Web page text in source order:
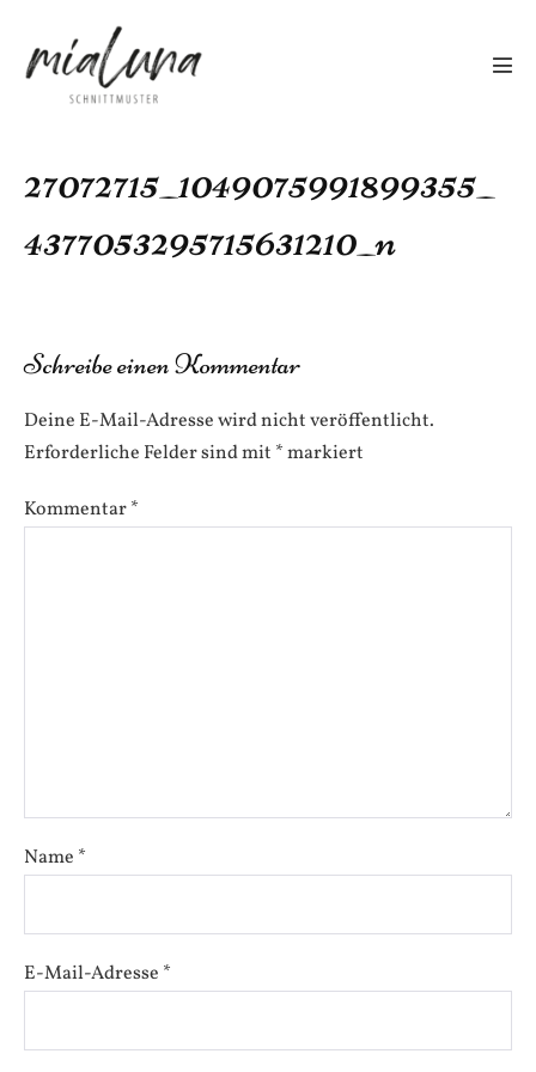
Inhalt
springen
27072715_1049075991899355_
4377053295715631210_n
Schreibe einen Kommentar
Deine E-Mail-Adresse wird nicht veröffentlicht.
Erforderliche Felder sind mit *markiert
Kommentar*
Name *
E-Mail-Adresse *